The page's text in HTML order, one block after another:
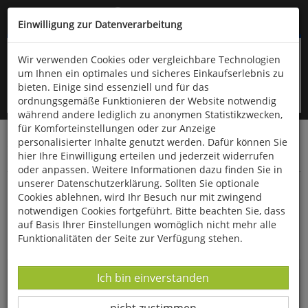
Kompletten Head der Seite überspringen
oder (06766) 9323-960
Startseite Bücher
Biologie allgemein
Ökologie & Naturschutz
Lebensraum Erde
Einwilligung zur Datenverarbeitung
Wir verwenden Cookies oder vergleichbare Technologien
um Ihnen ein optimales und sicheres Einkaufserlebnis zu
bieten. Einige sind essenziell und für das
ordnungsgemäße Funktionieren der Website notwendig
während andere lediglich zu anonymen Statistikzwecken,
für Komforteinstellungen oder zur Anzeige
personalisierter Inhalte genutzt werden. Dafür können Sie
hier Ihre Einwilligung erteilen und jederzeit widerrufen
oder anpassen. Weitere Informationen dazu finden Sie in
unserer Datenschutzerklärung. Sollten Sie optionale
Cookies ablehnen, wird Ihr Besuch nur mit zwingend
notwendigen Cookies fortgeführt. Bitte beachten Sie, dass
auf Basis Ihrer Einstellungen womöglich nicht mehr alle
Funktionalitäten der Seite zur Verfügung stehen.
Datenverarbeitung -
Ich bin einverstanden